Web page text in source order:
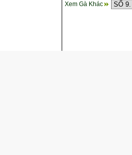
Xem Gà Khác